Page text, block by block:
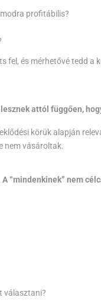
profitábilis?
fel, és mérhetővé tedd a
attól függően,
körük alapján
nem vásároltak.
A “mindenkinek” nem
választani?